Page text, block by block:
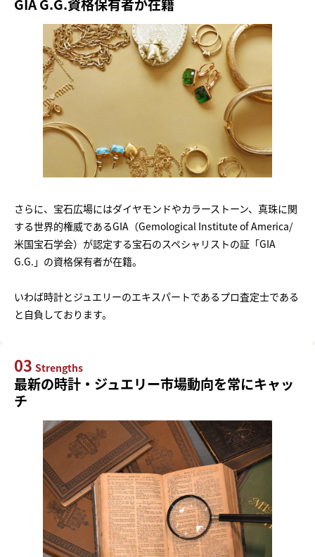
GIA G.G.資格保有者が在籍
さらに、宝石広場にはダイヤモンドやカラーストーン、真珠に関
する世界的権威であるGIA（Gemological Institute of America/
米国宝石学会）が認定する宝石のスペシャリストの証「GIA
G.G.」の資格保有者が在籍。
いわば時計とジュエリーのエキスパートであるプロ査定士である
と自負しております。
03 Strengths
最新の時計・ジュエリー市場動向を常にキャッ
チ